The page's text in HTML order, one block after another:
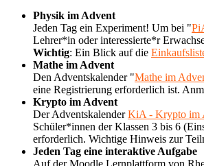
Physik im Advent
Jeden Tag ein Experiment! Um bei "
Lehrer*in oder interessierte*r
Wichtig: Ein Blick auf die
Mathe im Advent
Den Adventskalender "Mathe im
eine Registrierung erforderlich ist.
Krypto im Advent
Der AdventskalenderKiA - Krypto im
Schüler*innen der Klassen 3 bis 6
erforderlich. Wichtige Hinweis zur
Jeden Tag eine interaktive Aufgabe
Auf der Moodle Lernplattform von